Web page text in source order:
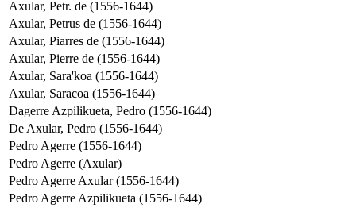
Axular, Petr. de (1556-1644)
Axular, Petrus de (1556-1644)
Axular, Piarres de (1556-1644)
Axular, Pierre de (1556-1644)
Axular, Sara'koa (1556-1644)
Axular, Saracoa (1556-1644)
Dagerre Azpilikueta, Pedro (1556-1644)
De Axular, Pedro (1556-1644)
Pedro Agerre (1556-1644)
Pedro Agerre (Axular)
Pedro Agerre Axular (1556-1644)
Pedro Agerre Azpilikueta (1556-1644)